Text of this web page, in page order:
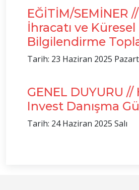
EĞİTİM/SEMİNER
İhracatı ve
Bilgilendirme
Tarih: 23 Haziran 2025
GENEL DUYURU
Invest Danışma
Tarih: 24 Haziran 2025 Salı